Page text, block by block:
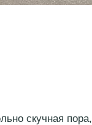
скучная пора,